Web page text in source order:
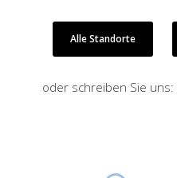
Alle Standorte
oder schreiben Sie uns: